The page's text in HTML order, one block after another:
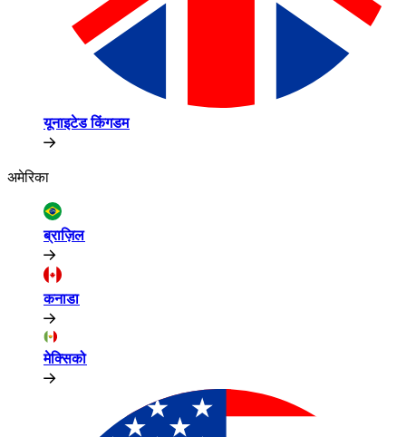
यूनाइटेड किंगडम​​
अमेरिका​​
ब्राज़िल​​
कनाडा​​
मेक्सिको​​